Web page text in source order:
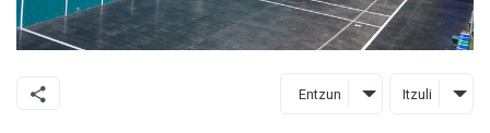
Entzun Itzuli